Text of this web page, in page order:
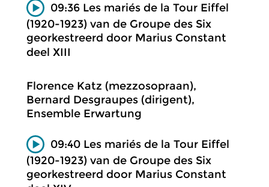
09:36 Les mariés de la Tour Eiffel
(1920-1923) van de Groupe des Six
georkestreerd door Marius Constant
deel XIII
Florence Katz (mezzosopraan),
Bernard Desgraupes (dirigent),
Ensemble Erwartung
09:40 Les mariés de la Tour Eiffel
(1920-1923) van de Groupe des Six
georkestreerd door Marius Constant